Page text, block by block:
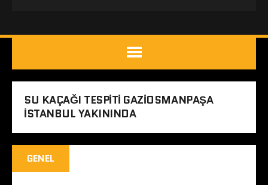
SU KAÇAĞI TESPITI GAZIOSMANPAŞA
ISTANBUL YAKININDA
GENEL